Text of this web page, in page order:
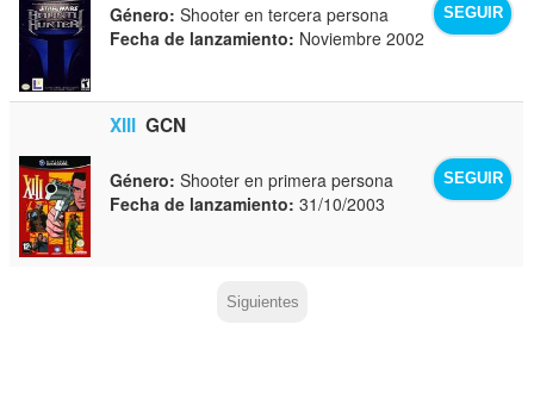
SEGUIR
Género: Shooter en tercera persona
Fecha de lanzamiento: Noviembre 2002
XIII GCN
SEGUIR
Género: Shooter en primera persona
Fecha de lanzamiento: 31/10/2003
Siguientes